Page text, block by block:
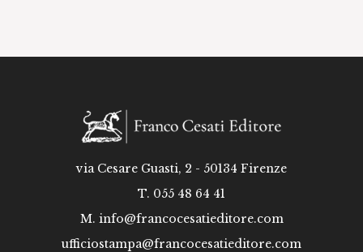
via Cesare Guasti, 2 - 50134 Firenze
T. 055 48 64 41
M. info@francocesatieditore.com
ufficiostampa@francocesatieditore.com